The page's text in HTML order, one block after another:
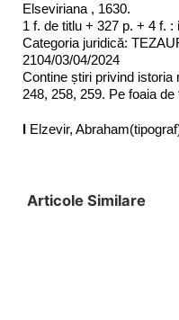
Elseviriana , 1630.
1 f. de titlu + 327 p. + 4 f. :
Categoria juridică:
2104/03/04/2024
Contine știri privind istoria
248, 258, 259. Pe foaia
I Elzevir,
Articole Similare